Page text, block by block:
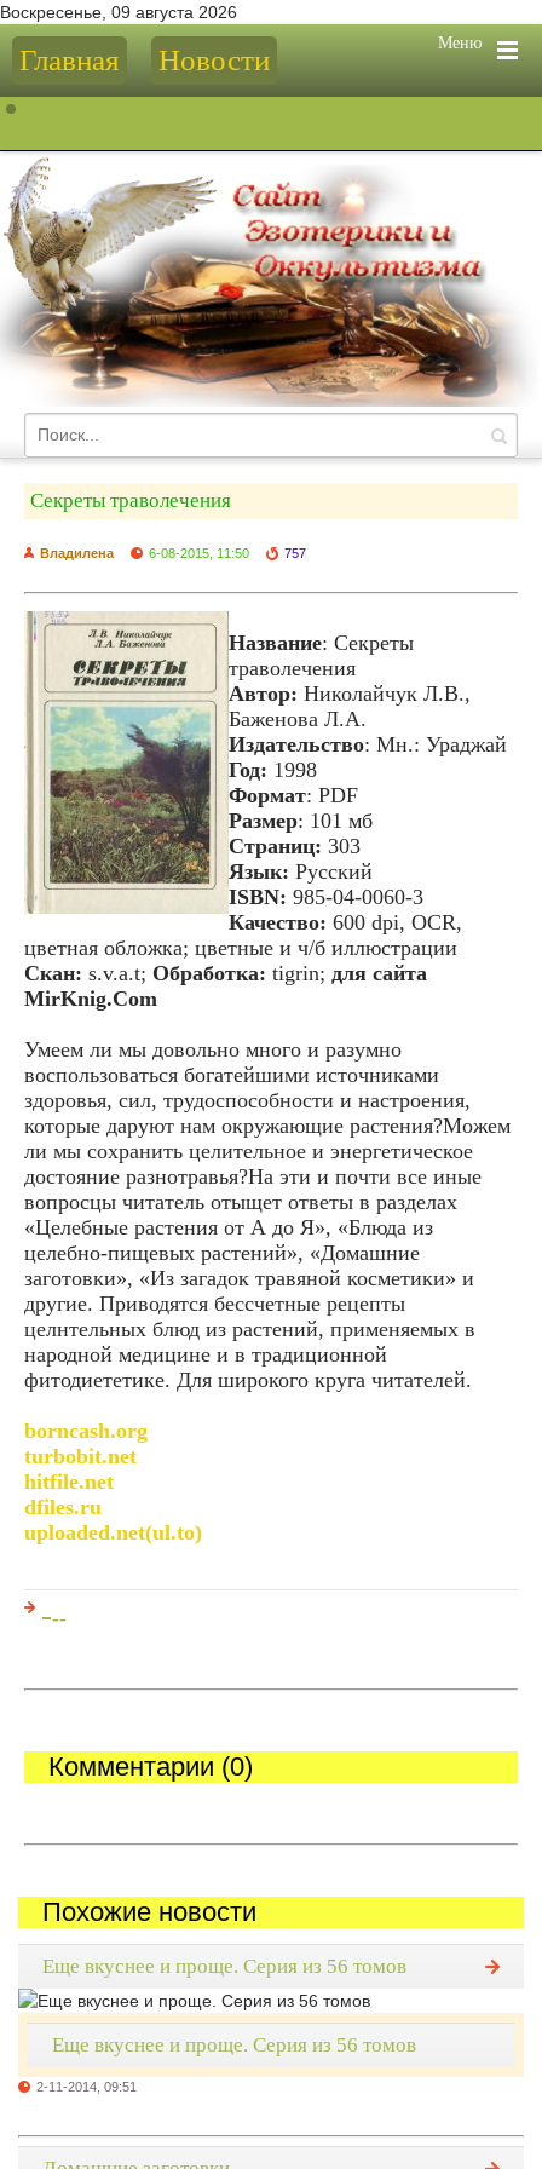
Воскресенье, 09 августа 2026
Меню
Главная Новости
Секреты траволечения
Владилена 6-08-2015, 11:50 757
Название: Секреты
траволечения
Автор: Николайчук Л.В.,
Баженова Л.А.
Издательство: Мн.: Ураджай
Год: 1998
Формат: PDF
Размер: 101 мб
Cтраниц: 303
Язык: Русский
ISBN: 985-04-0060-3
Качество: 600 dpi, OCR,
цветная обложка; цветные и ч/б иллюстрации
Скан: s.v.a.t; Обработка: tigrin; для сайта
MirKnig.Com
Умеем ли мы довольно много и разумно
воспользоваться богатейшими источниками
здоровья, сил, трудоспособности и настроения,
которые даруют нам окружающие растения?Можем
ли мы сохранить целительное и энергетическое
достояние разнотравья?На эти и почти все иные
вопросцы читатель отыщет ответы в разделах
«Целебные растения от А до Я», «Блюда из
целебно-пищевых растений», «Домашние
заготовки», «Из загадок травяной косметики» и
другие. Приводятся бессчетные рецепты
целнтельных блюд из растений, применяемых в
народной медицине и в традиционной
фитодиететике. Для широкого круга читателей.
borncash.org
turbobit.net
hitfile.net
dfiles.ru
uploaded.net(ul.to)
---
Комментарии (0)
Похожие новости
Еще вкуснее и проще. Серия из 56 томов
Еще вкуснее и проще. Серия из 56 томов
2-11-2014, 09:51